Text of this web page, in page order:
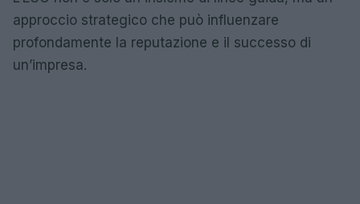
approccio strategico che può influenzare
profondamente la reputazione e il successo di
un’impresa.